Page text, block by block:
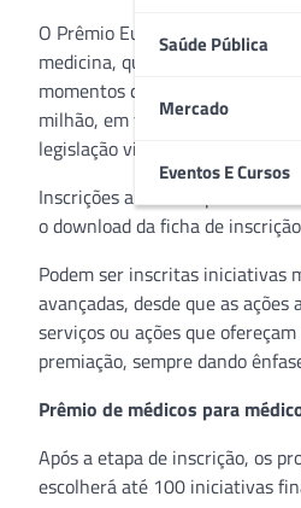
Saúde Pública
Mercado
Eventos E Cursos
O Prêmio Euro é
medicina, que podem
momentos diferentes. Ao todo
milhão, em valores que serão
legislação vigente, aos
Inscrições abertas a partir de
o download da ficha de
Podem ser inscritas iniciativas
avançadas, desde que as
serviços ou ações que
premiação, sempre dando
Prêmio de médicos para
Após a etapa de inscrição, os
escolherá até 100 iniciativas